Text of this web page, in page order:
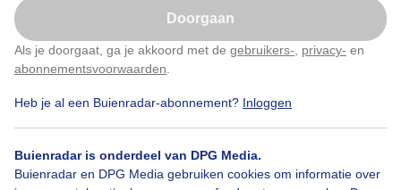
Doorgaan
Als je doorgaat, ga je akkoord met de gebruikers- privacy- en
abonnementsvoorwaarden
Heb je al een Buienradar-abonnement? Inloggen
Buienradar is onderdeel van DPG Media.
Buienradar en DPG Media gebruiken cookies om informatie over
Klik hierom dit aan te passen